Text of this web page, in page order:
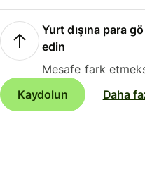
Yurt dışına para
edin
Mesafe fark
Kaydolun
Daha